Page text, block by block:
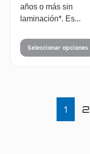
años o más sin
laminación*. Es...
Seleccionar opciones
1 2